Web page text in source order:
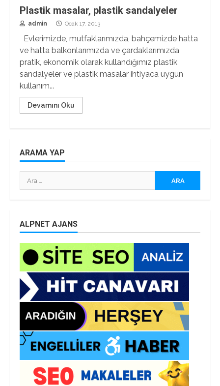
Plastik masalar, plastik sandalyeler
admin Ocak 17, 2013
Evlerimizde, mutfaklarımızda, bahçemizde hatta
ve hatta balkonlarımızda ve çardaklarımızda
pratik, ekonomik olarak kullandığımız plastik
sandalyeler ve plastik masalar ihtiyaca uygun
kullanım...
Devamını Oku
ARAMA YAP
Arama:
ALPNET AJANS